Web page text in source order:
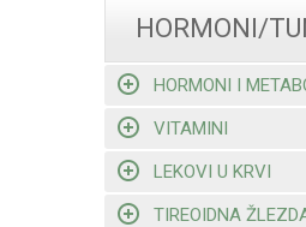
HORMONI/
HORMONI I
VITAMINI
LEKOVI U KRVI
TIREOIDNA